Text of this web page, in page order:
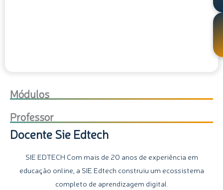
Módulos
Professor
Docente Sie Edtech
SIE EDTECH Com mais de 20 anos de experiência em
educação online, a SIE Edtech construiu um ecossistema
completo de aprendizagem digital.